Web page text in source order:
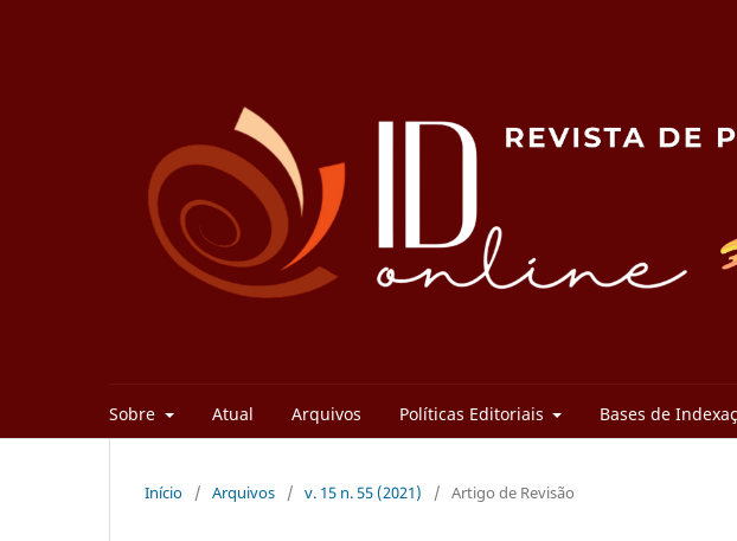
Sobre Atual Arquivos Políticas Editoriais Bases de
Início / Arquivos / v. 15 n. 55 (2021) / Artigo de Revisão